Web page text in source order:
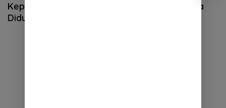
Kepala Sekolah SD Negeri di Tanjung Morawa
Diduga Abaikan Tugas Akibat Hutang Pribadi